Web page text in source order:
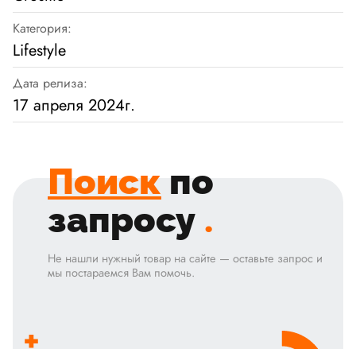
Категория:
Lifestyle
Дата релиза:
17 апреля 2024г.
Поиск по
запросу .
Не нашли нужный товар на сайте — оставьте запрос и
мы постараемся Вам помочь.